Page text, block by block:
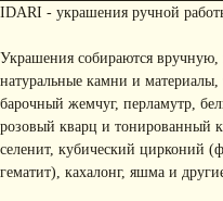
IDARI - украшения ручной
Украшения собираются вручную,
натуральные камни и
барочный жемчуг, перламутр,
розовый кварц и тонированный
селенит, кубический цирконий
гематит), кахалонг, яшма и